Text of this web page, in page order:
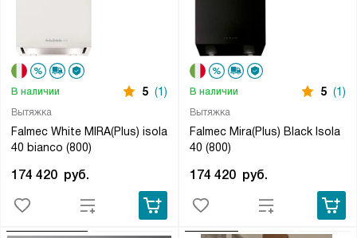
Вытяжка
Falmec White MIRA(Plus) isola
40 bianco (800)
В наличии 5 (1)
174 420 руб.
Вытяжка
Falmec Mira(Plus) Black Isola
40 (800)
В наличии 5 (1)
174 420 руб.